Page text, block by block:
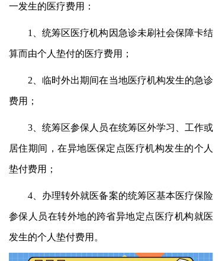
一发生的医疗费用：
1、统筹区医疗机构因急诊未刷社会保障卡结
算而由个人垫付的医疗费用；
2、临时外出期间在当地医疗机构发生的急诊
费用；
3、统筹区参保人员在统筹区外学习、工作或
居住期间，在异地医保定点医疗机构发生的个人
垫付费用；
4、办理转外就医备案的统筹区基本医疗保险
参保人员在转外地的跨省异地定点医疗机构就医
发生的个人垫付费用。